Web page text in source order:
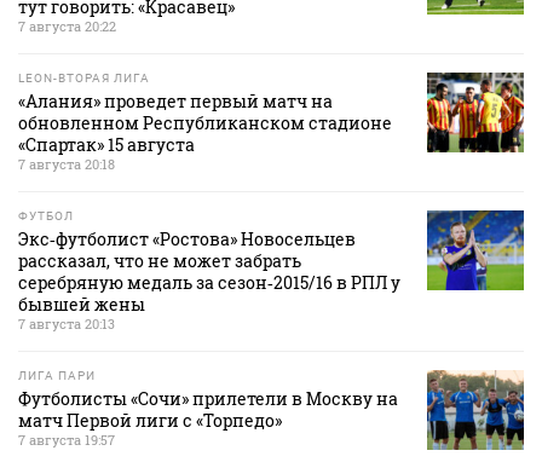
тут говорить: «Красавец»
7 августа 20:22
LEON-ВТОРАЯ ЛИГА
«Алания» проведет первый матч на
обновленном Республиканском стадионе
«Спартак» 15 августа
7 августа 20:18
ФУТБОЛ
Экс‑футболист «Ростова» Новосельцев
рассказал, что не может забрать
серебряную медаль за сезон‑2015/16 в РПЛ у
бывшей жены
7 августа 20:13
ЛИГА ПАРИ
Футболисты «Сочи» прилетели в Москву на
матч Первой лиги с «Торпедо»
7 августа 19:57